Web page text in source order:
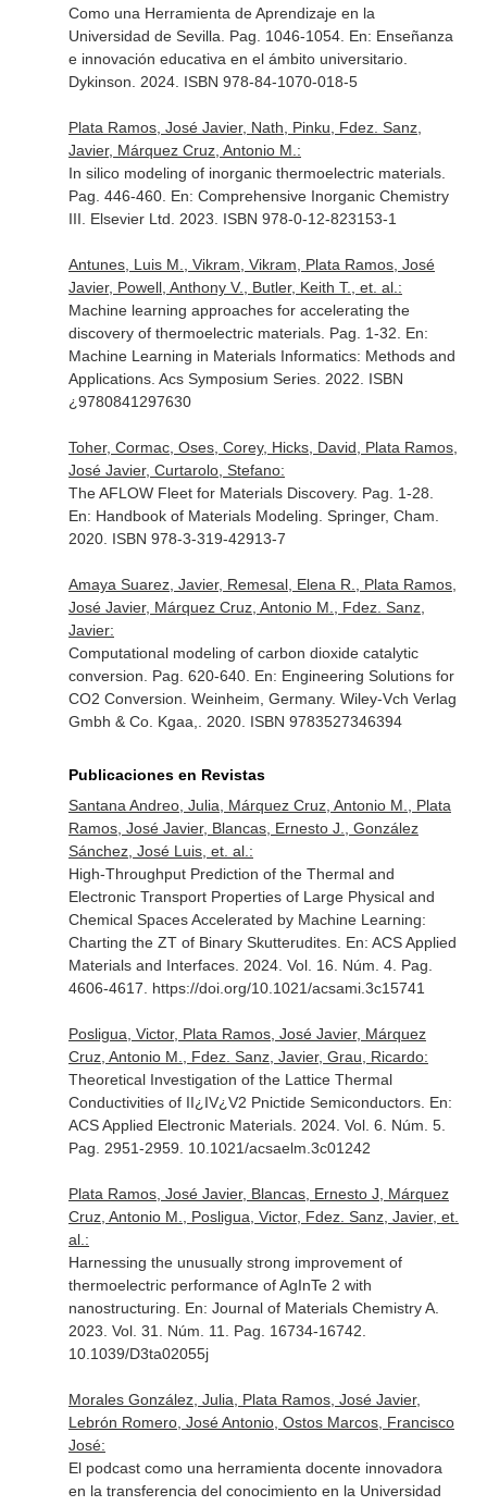
Como una Herramienta de Aprendizaje en la
Universidad de Sevilla. Pag. 1046-1054. En: Enseñanza
e innovación educativa en el ámbito universitario.
Dykinson. 2024. ISBN 978-84-1070-018-5
Plata Ramos, José Javier, Nath, Pinku, Fdez. Sanz,
Javier, Márquez Cruz, Antonio M.:
In silico modeling of inorganic thermoelectric materials.
Pag. 446-460. En: Comprehensive Inorganic Chemistry
III . Elsevier Ltd. 2023. ISBN 978-0-12-823153-1
Antunes, Luis M., Vikram, Vikram, Plata Ramos, José
Javier, Powell, Anthony V., Butler, Keith T., et. al.:
Machine learning approaches for accelerating the
discovery of thermoelectric materials. Pag. 1-32. En:
Machine Learning in Materials Informatics: Methods and
Applications. Acs Symposium Series. 2022. ISBN
¿9780841297630
Toher, Cormac, Oses, Corey, Hicks, David, Plata Ramos,
José Javier, Curtarolo, Stefano:
The AFLOW Fleet for Materials Discovery. Pag. 1-28.
En: Handbook of Materials Modeling . Springer, Cham.
2020. ISBN 978-3-319-42913-7
Amaya Suarez, Javier, Remesal, Elena R., Plata Ramos,
José Javier, Márquez Cruz, Antonio M., Fdez. Sanz,
Javier:
Computational modeling of carbon dioxide catalytic
conversion. Pag. 620-640. En: Engineering Solutions for
CO2 Conversion . Weinheim, Germany. Wiley-Vch Verlag
Gmbh & Co. Kgaa,. 2020. ISBN 9783527346394
Publicaciones en Revistas
Santana Andreo, Julia, Márquez Cruz, Antonio M., Plata
Ramos, José Javier, Blancas, Ernesto J., González
Sánchez, José Luis, et. al.:
High-Throughput Prediction of the Thermal and
Electronic Transport Properties of Large Physical and
Chemical Spaces Accelerated by Machine Learning:
Charting the ZT of Binary Skutterudites. En: ACS Applied
Materials and Interfaces. 2024. Vol. 16. Núm. 4. Pag.
4606-4617. https://doi.org/10.1021/acsami.3c15741
Posligua, Victor, Plata Ramos, José Javier, Márquez
Cruz, Antonio M., Fdez. Sanz, Javier, Grau, Ricardo:
Theoretical Investigation of the Lattice Thermal
Conductivities of II¿IV¿V2 Pnictide Semiconductors. En:
ACS Applied Electronic Materials. 2024. Vol. 6. Núm. 5.
Pag. 2951-2959. 10.1021/acsaelm.3c01242
Plata Ramos, José Javier, Blancas, Ernesto J, Márquez
Cruz, Antonio M., Posligua, Victor, Fdez. Sanz, Javier, et.
al.:
Harnessing the unusually strong improvement of
thermoelectric performance of AgInTe 2 with
nanostructuring. En: Journal of Materials Chemistry A.
2023. Vol. 31. Núm. 11. Pag. 16734-16742.
10.1039/D3ta02055j
Morales González, Julia, Plata Ramos, José Javier,
Lebrón Romero, José Antonio, Ostos Marcos, Francisco
José:
El podcast como una herramienta docente innovadora
en la transferencia del conocimiento en la Universidad